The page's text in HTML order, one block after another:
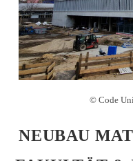
© Code
NEUBAU